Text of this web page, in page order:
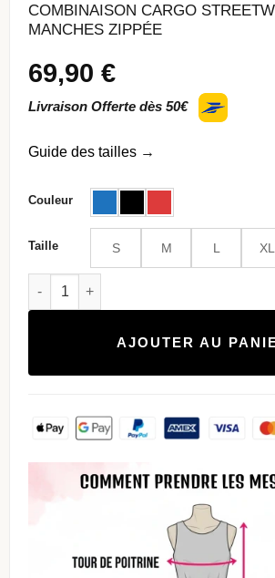
COMBINAISON CARGO
MANCHES ZIPPÉE
69,90€
Livraison Offerte dès 50€
Guide des tailles →
Couleur
Taille S M L XL
quantité de Combinaison cargo
AJOUTER AU